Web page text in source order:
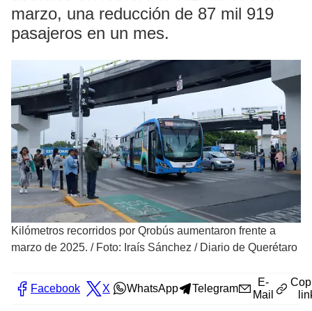
marzo, una reducción de 87 mil 919
pasajeros en un mes.
Kilómetros recorridos por Qrobús aumentaron frente a
marzo de 2025. / Foto: Iraís Sánchez / Diario de Querétaro
Facebook X WhatsApp Telegram
E-
Mail